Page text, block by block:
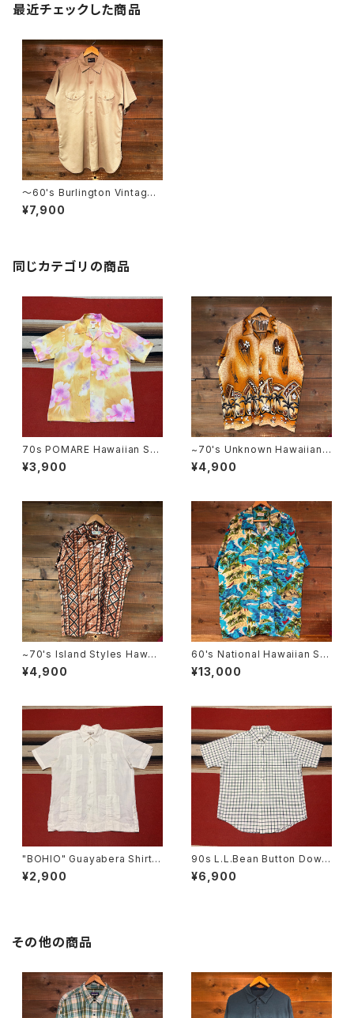
最近チェックした商品
〜60's Burlington Vintage
Shirt "マチ付き"
¥7,900
同じカテゴリの商品
70s POMARE Hawaiian Shi
rt
¥3,900
~70's Unknown Hawaiian
Shirt
¥4,900
~70's Island Styles Hawaii
an Shirt
¥4,900
60's National Hawaiian Shi
rt SIZE:XXL
¥13,000
"BOHIO" Guayabera Shirt s
ize L
¥2,900
90s L.L.Bean Button Down
Short Sleeve Check Shirt s
ize L
¥6,900
その他の商品